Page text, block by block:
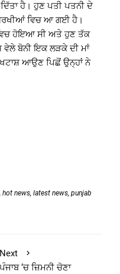
ਹੈ। ਹੁਣ ਪਤੀ ਪਤਨੀ ਦੇ
ਵਿਚ ਆ ਗਈ ਹੈ।
ਹੋਇਆ ਸੀ ਅਤੇ ਹੁਣ ਤੱਕ
ਬੋਨੀ ਇਕ ਲੜਕੇ ਦੀ ਮਾਂ
ਆਉਣ ਪਿਛੋਂ ਉਨ੍ਹਾਂ ਨੇ
, hot news, latest news, punjab
Next
ਪੰਜਾਬ ‘ਚ ਜ਼ਿਮਨੀ ਚੋਣਾ